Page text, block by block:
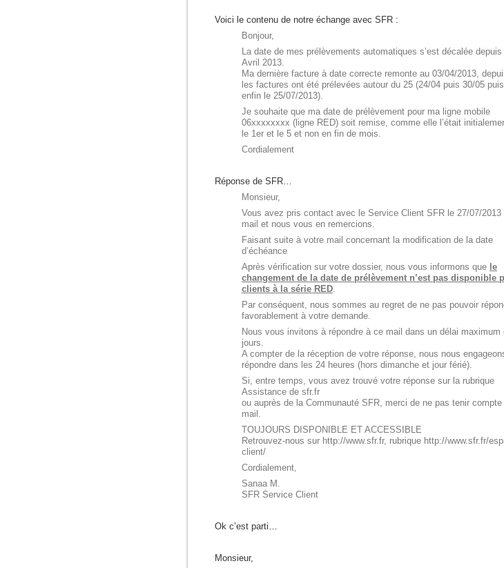
Voici le contenu de notre échange avec SFR :
Bonjour,
La date de mes prélèvements automatiques s’est décalée
Avril 2013.
Ma dernière facture à date correcte remonte au 03/04/2013,
les factures ont été prélevées autour du 25 (24/04 puis 30/05
enfin le 25/07/2013).
Je souhaite que ma date de prélèvement pour ma ligne mobile
06xxxxxxxx (ligne RED) soit remise, comme elle l’était
le 1er et le 5 et non en fin de mois.
Cordialement
Réponse de SFR…
Monsieur,
Vous avez pris contact avec le Service Client SFR le 27/07/2013
mail et nous vous en remercions.
Faisant suite à votre mail concernant la modification de la date
d’échéance
Après vérification sur votre dossier, nous vous informons que le
changement de la date de prélèvement n’est pas disponible
clients à la série RED.
Par conséquent, nous sommes au regret de ne pas pouvoir
favorablement à votre demande.
Nous vous invitons à répondre à ce mail dans un délai maximum
jours.
A compter de la réception de votre réponse, nous nous
répondre dans les 24 heures (hors dimanche et jour férié).
Si, entre temps, vous avez trouvé votre réponse sur la rubrique
Assistance de sfr.fr
ou auprès de la Communauté SFR, merci de ne pas tenir
mail.
TOUJOURS DISPONIBLE ET ACCESSIBLE
Retrouvez-nous sur http://www.sfr.fr, rubrique http://www.sfr.fr/
client/
Cordialement,
Sanaa M.
SFR Service Client
Ok c’est parti…
Monsieur,